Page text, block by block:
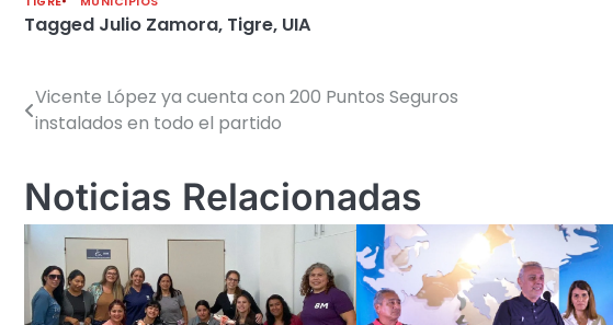
Tagged Julio Zamora, Tigre, UIA
Navegación
entradas
Vicente López ya cuenta con 200 Puntos Seguros
instalados en todo el partido
Noticias Relacionadas